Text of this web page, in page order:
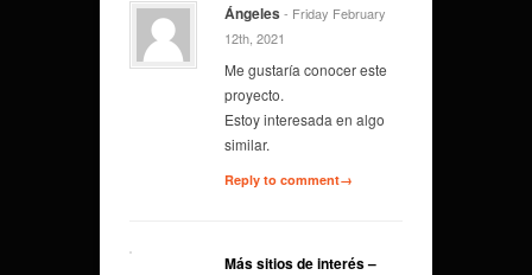
Ángeles - Friday February
12th, 2021
Me gustaría conocer este
proyecto.
Estoy interesada en algo
similar.
Reply to comment→
Más sitios de interés –